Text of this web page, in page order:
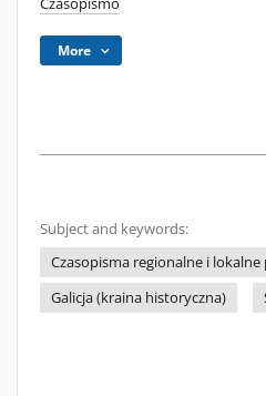
Czasopismo
More
Subject and keywords:
Czasopisma regionalne i lokalne
Galicja (kraina historyczna)